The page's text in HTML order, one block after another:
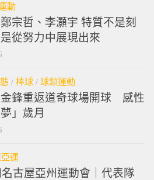
動
宗哲、李灝宇 特質不是刻
從努力中展現出來
/ 棒球 / 球類運動
鋒重返道奇球場開球 感性
」歲月
運
古屋亞州運動會｜代表隊